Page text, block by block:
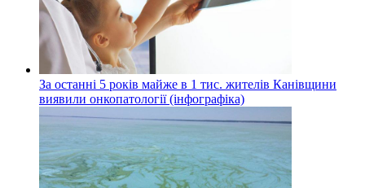
За останні 5 років майже в 1 тис. жителів Канівщини
виявили онкопатології (інфографіка)